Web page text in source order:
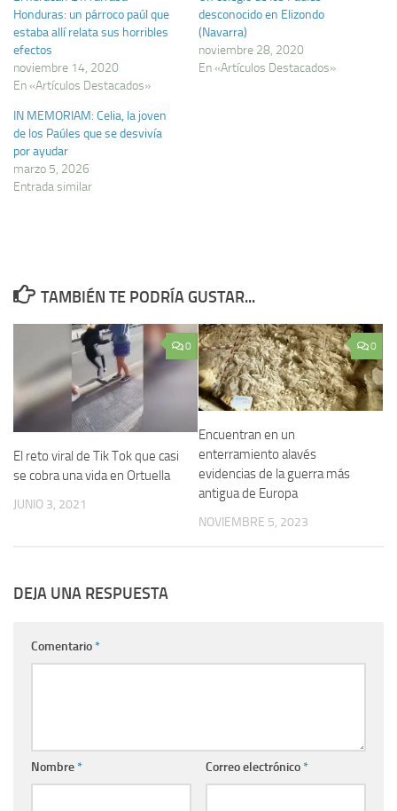
Honduras: un párroco paúl que
estaba allí relata sus horribles
efectos
noviembre 14, 2020
En «Artículos Destacados»
desconocido en Elizondo
(Navarra)
noviembre 28, 2020
En «Artículos Destacados»
IN MEMORIAM: Celia, la joven
de los Paúles que se desvivía
por ayudar
marzo 5, 2026
Entrada similar
TAMBIÉN TE PODRÍA GUSTAR...
0
El reto viral de Tik Tok que casi
se cobra una vida en Ortuella
JUNIO 3, 2021
0
Encuentran en un
enterramiento alavés
evidencias de la guerra más
antigua de Europa
NOVIEMBRE 5, 2023
DEJA UNA RESPUESTA
Comentario*
Nombre* Correo electrónico*